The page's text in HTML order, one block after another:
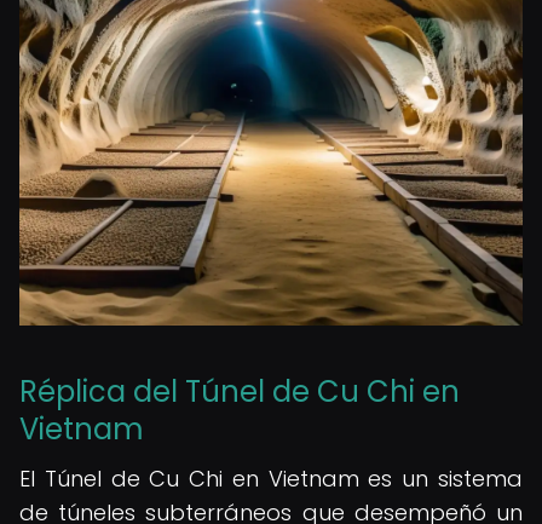
Réplica del Túnel de Cu Chi en
Vietnam
El Túnel de Cu Chi en Vietnam es un sistema
de túneles subterráneos que desempeñó un